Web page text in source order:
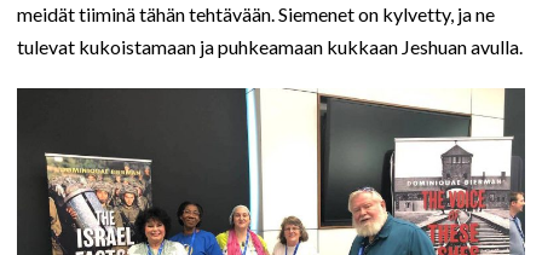
meidät tiiminä tähän tehtävään. Siemenet on kylvetty, ja ne
tulevat kukoistamaan ja puhkeamaan kukkaan Jeshuan avulla.